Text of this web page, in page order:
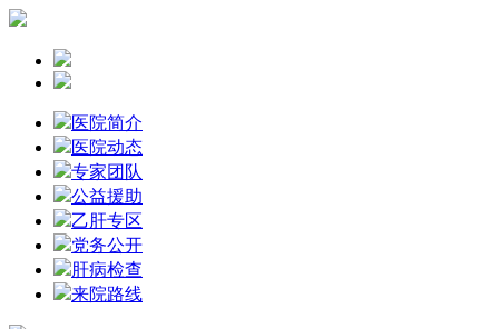
医院简介
医院动态
专家团队
公益援助
乙肝专区
党务公开
肝病检查
来院路线